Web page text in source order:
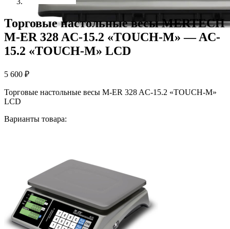
Торговые настольные весы MERTECH
M-ER 328 AC-15.2 «TOUCH-M» — AC-
15.2 «TOUCH-M» LCD
5 600 ₽
Торговые настольные весы M-ER 328 AC-15.2 «TOUCH-M»
LCD
Варианты товара: